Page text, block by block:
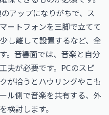
アップになりがちで、ス
ートフォンを三脚で立てて
し離して設置するなど、全
。音響面では、音楽と自分
夫が必要です。PCのスピ
が拾うとハウリングやこも
ル側で音楽を共有する、外
検討します。